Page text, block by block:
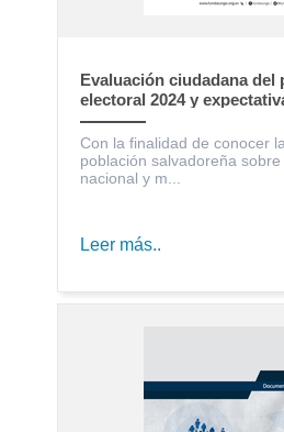
Evaluación ciudadana del
electoral 2024 y
gestión gubernamental,
municipal
Con la finalidad de conocer
población salvadoreña
nacional y m...
Leer más..